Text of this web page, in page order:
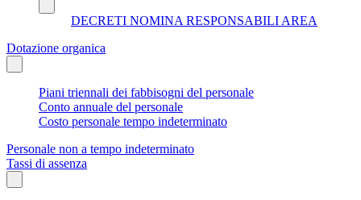
DECRETI NOMINA RESPONSABILI AREA
Dotazione organica
Piani triennali dei fabbisogni del personale
Conto annuale del personale
Costo personale tempo indeterminato
Personale non a tempo indeterminato
Tassi di assenza